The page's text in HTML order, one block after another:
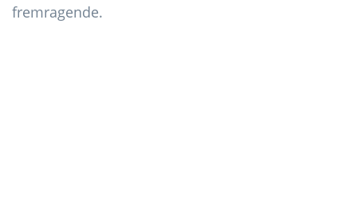
fremragende.